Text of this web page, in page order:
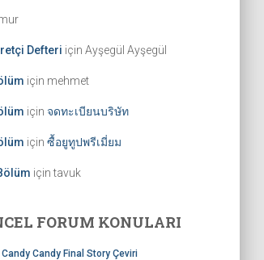
Defteri için Ayşegül Ayşegül
için mehmet
için จดทะเบียนบริษัท
için ซื้อยูทูปพรีเมี่ยม
içintavuk
FORUM KONULARI
Candy Candy Final Story Çeviri